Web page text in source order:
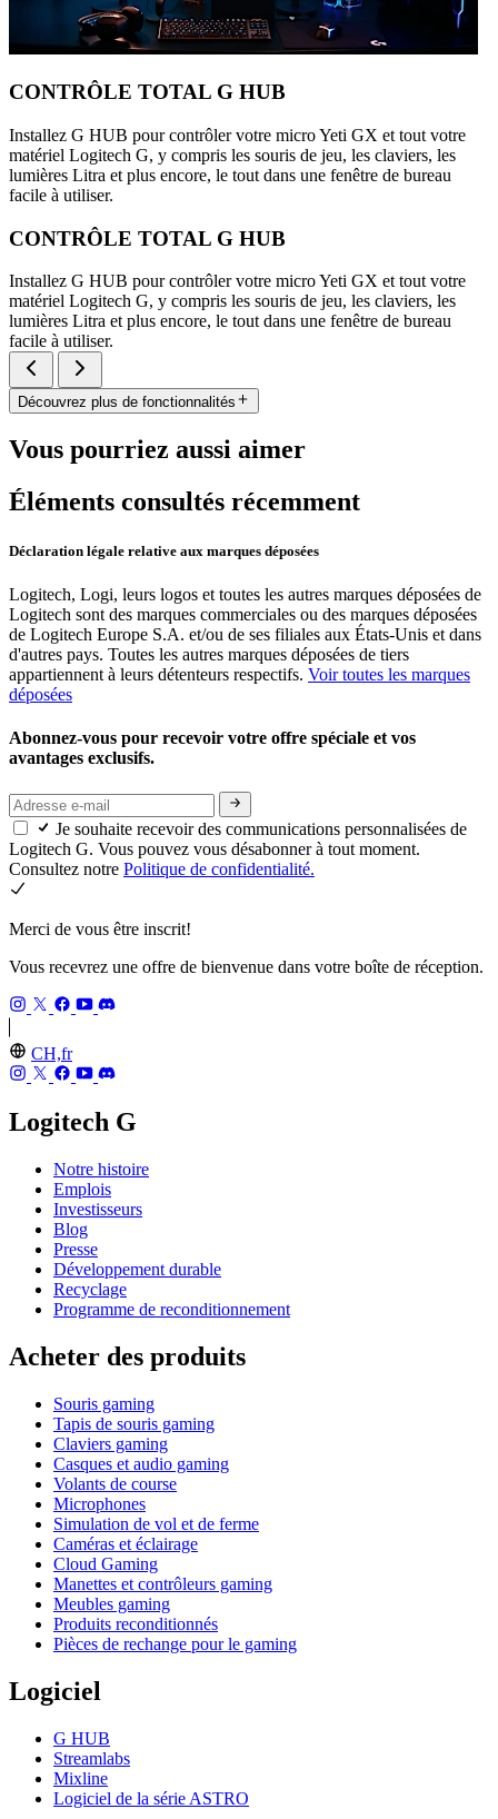
CONTRÔLE TOTAL G HUB
Installez G HUB pour contrôler votre micro Yeti GX et tout votre
matériel Logitech G, y compris les souris de jeu, les claviers, les
lumières Litra et plus encore, le tout dans une fenêtre de bureau
facile à utiliser.
CONTRÔLE TOTAL G HUB
Installez G HUB pour contrôler votre micro Yeti GX et tout votre
matériel Logitech G, y compris les souris de jeu, les claviers, les
lumières Litra et plus encore, le tout dans une fenêtre de bureau
facile à utiliser.
Découvrez plus de fonctionnalités
Vous pourriez aussi aimer
Éléments consultés récemment
Déclaration légale relative aux marques déposées
Logitech, Logi, leurs logos et toutes les autres marques déposées de
Logitech sont des marques commerciales ou des marques déposées
de Logitech Europe S.A. et/ou de ses filiales aux États-Unis et dans
d'autres pays. Toutes les autres marques déposées de tiers
appartiennent à leurs détenteurs respectifs. Voir toutes les marques
déposées
Abonnez-vous pour recevoir votre offre spéciale et vos
avantages exclusifs.
Je souhaite recevoir des communications personnalisées de
Logitech G. Vous pouvez vous désabonner à tout moment.
Consultez notre Politique de confidentialité.
Merci de vous être inscrit!
Vous recevrez une offre de bienvenue dans votre boîte de réception.
CH,fr
Logitech G
Notre histoire
Emplois
Investisseurs
Blog
Presse
Développement durable
Recyclage
Programme de reconditionnement
Acheter des produits
Souris gaming
Tapis de souris gaming
Claviers gaming
Casques et audio gaming
Volants de course
Microphones
Simulation de vol et de ferme
Caméras et éclairage
Cloud Gaming
Manettes et contrôleurs gaming
Meubles gaming
Produits reconditionnés
Pièces de rechange pour le gaming
Logiciel
G HUB
Streamlabs
Mixline
Logiciel de la série ASTRO